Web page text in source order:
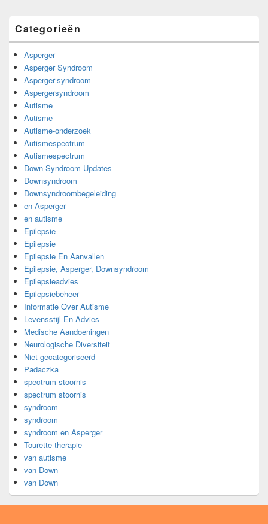
Categorieën
Asperger
Asperger Syndroom
Asperger-syndroom
Aspergersyndroom
Autisme
Autisme
Autisme-onderzoek
Autismespectrum
Autismespectrum
Down Syndroom Updates
Downsyndroom
Downsyndroombegeleiding
en Asperger
en autisme
Epilepsie
Epilepsie
Epilepsie En Aanvallen
Epilepsie, Asperger, Downsyndroom
Epilepsieadvies
Epilepsiebeheer
Informatie Over Autisme
Levensstijl En Advies
Medische Aandoeningen
Neurologische Diversiteit
Niet gecategoriseerd
Padaczka
spectrum stoornis
spectrum stoornis
syndroom
syndroom
syndroom en Asperger
Tourette-therapie
van autisme
van Down
van Down